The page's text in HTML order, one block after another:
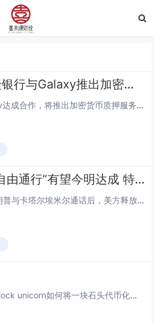
金色早报丨纽约梅隆银行与Galaxy推出加密质押服务 三星拟向手机添加原生稳定币功能
头条▌纽约梅隆银行与Galaxy达成合作，将推出加密货币质押服务8月4日，Galaxy Digital 宣布与纽约梅隆银行（BNY）达成战略合作，进一步推动面向机构市场的数字资产基础设施建设。此次合作将支持包括质押在内的数字资产服务——质押...
美财长称霍尔木兹“自由通行”有望今明达成 特朗普与卡塔尔埃米尔通话促降级
作者：肖燕燕，金十数据特朗普与卡塔尔埃米尔通话后，美方释放积极信号。贝森特称，美伊可能很快达成协议，开放霍尔木兹海峡并恢复“自由通行”，油价应声暴跌。美国总统特朗普周二与卡塔尔埃米尔谢赫·塔米姆·本·哈马德·阿勒萨尼（Sheikh Tami...
作者：Thejaswini，编译：Block unicorn如何将一块石头代币化？找一块石头，铸造一种代表它的代币，而这块石头则被存放在某个地方。现在，这块石头可以全天交易，并被分割成碎片。这种代币交易迅速、流动性强，几秒钟就能完成结算，而...